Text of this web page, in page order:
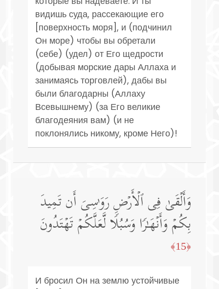
видишь суда, рассекающие его
[поверхность моря], и (подчинил
Он море) чтобы вы обретали
(себе) (удел) от Его щедрости
(добывая морские дары Аллаха и
занимаясь торговлей), дабы вы
были благодарны (Аллаху
Всевышнему) (за Его великие
благодеяния вам) (и не
поклонялись никому, кроме Него)!
وَأَلۡقَىٰ فِی ٱلۡأَرۡضِ رَوَ ٰ⁠سِیَ أَن تَمِیدَ
بِكُمۡ وَأَنۡهَـٰرࣰا وَسُبُلࣰا لَّعَلَّكُمۡ تَهۡتَدُونَ
﴿15﴾
И бросил Он на землю устойчивые